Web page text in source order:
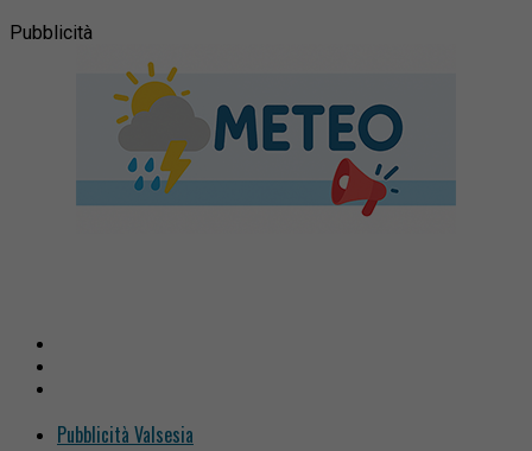
Pubblicità
Pubblicità Valsesia